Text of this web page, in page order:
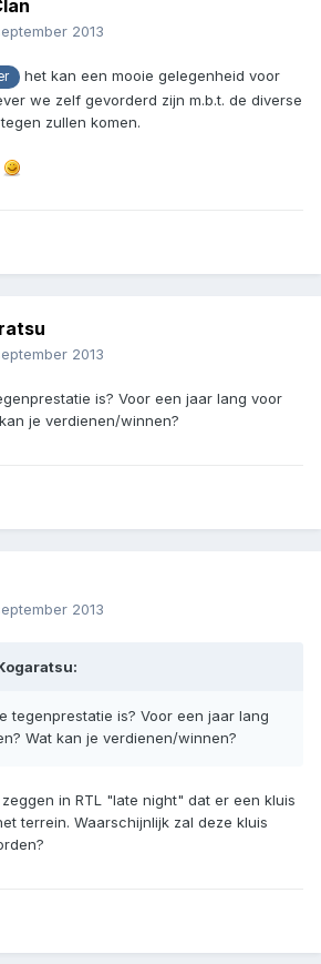
2013
het kan een mooie gelegenheid voor
we zelf gevorderd zijn m.b.t. de diverse
zullen komen.
2013
is? Voor een jaar lang voor
je verdienen/winnen?
2013
tegenprestatie is? Voor een jaar lang
Wat kan je verdienen/winnen?
in RTL "late night" dat er een kluis
terrein. Waarschijnlijk zal deze kluis